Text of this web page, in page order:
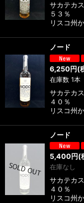
サカテカ
５３％
リスコ州
ノード
6,250円(
在庫数 1本
サカテカ
４０％
リスコ州
ノード
5,400円(
在庫なし
サカテカ
４０％
リスコ州